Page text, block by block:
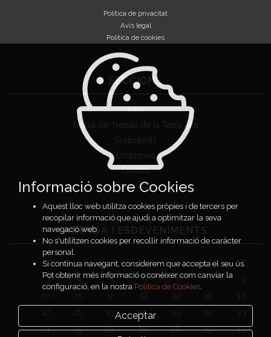
Política de privacitat
Avís legal
Política de cookies
SECCIONS
Inici
Borsa de Treball de la Terra Alta
Sol·licitants
Empreses
Ofertes
Formació
AGENDA I ESDEVENIMENTS
1
2
3
4 5 6 7 8
10
11 12 13 14 15
16
17
18 19 20 21
23
24
25 26 27 28 29 30
Informació sobre Cookies
Aquest lloc web utilitza cookies pròpies i de tercers per
recopilar informació que ajudi a optimitzar la seva
navegació web.
No s'utilitzen cookies per recollir informació de caràcter
personal.
Si continua navegant, considerem que accepta el seu ús.
Pot obtenir més informació o conèixer com canviar la
configuració, en la nostra Política de Cookies.
Acceptar